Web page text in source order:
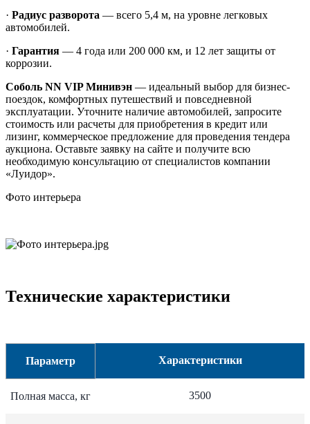
· Радиус разворота — всего 5,4 м, на уровне легковых
автомобилей.
· Гарантия — 4 года или 200 000 км, и 12 лет защиты от
коррозии.
Соболь NN VIP Минивэн — идеальный выбор для бизнес-
поездок, комфортных путешествий и повседневной
эксплуатации. Уточните наличие автомобилей, запросите
стоимость или расчеты для приобретения в кредит или
лизинг, коммерческое предложение для проведения тендера
аукциона. Оставьте заявку на сайте и получите всю
необходимую консультацию от специалистов компании
«Луидор».
Фото интерьера
Технические характеристики
Параметр Характеристики
Полная масса, кг 3500